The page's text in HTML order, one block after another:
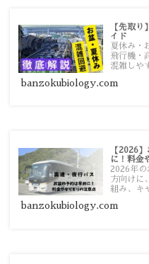
【先取
イド
夏休み・
飛行機・
混雑しや
banzokubiology.com
【2026
に！料金
2026年の
方向けに
組み、キ
banzokubiology.com